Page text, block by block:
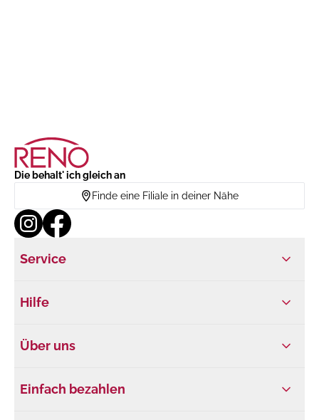
Die behalt' ich gleich an
Finde eine Filiale in deiner Nähe
Service
Hilfe
Über uns
Einfach bezahlen